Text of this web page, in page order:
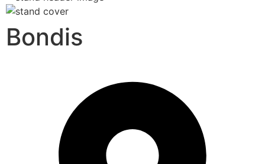
Bondis